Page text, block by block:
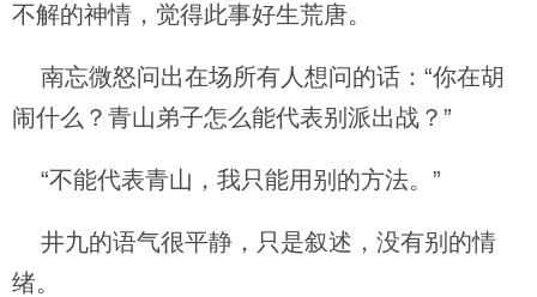
不解的神情，觉得此事好生荒唐。
南忘微怒问出在场所有人想问的话：“你在胡
闹什么？青山弟子怎么能代表别派出战？”
“不能代表青山，我只能用别的方法。”
井九的语气很平静，只是叙述，没有别的情
绪。